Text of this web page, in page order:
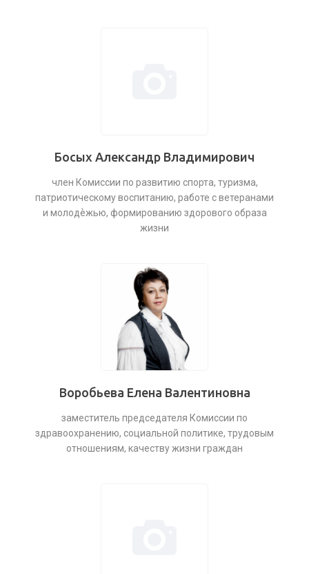
Босых Александр Владимирович
член Комиссии по развитию спорта, туризма,
патриотическому воспитанию, работе с ветеранами
и молодѐжью, формированию здорового образа
жизни
Воробьева Елена Валентиновна
заместитель председателя Комиссии по
здравоохранению, социальной политике, трудовым
отношениям, качеству жизни граждан